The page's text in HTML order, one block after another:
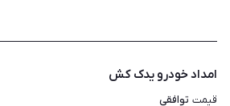
امداد خودرو یدک کش
قیمت توافقی